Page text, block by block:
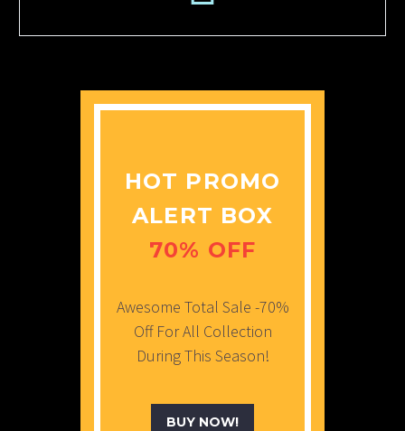
HOT PROMO
ALERT BOX
70% OFF
Awesome Total Sale -70%
Off For All Collection
During This Season!
BUY NOW!